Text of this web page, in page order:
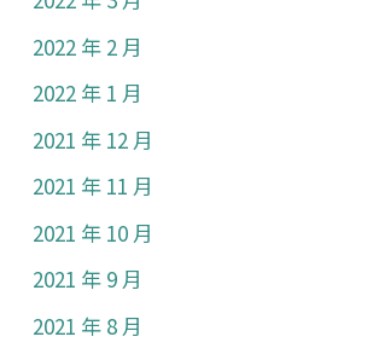
2022 年 2 月
2022 年 1 月
2021 年 12 月
2021 年 11 月
2021 年 10 月
2021 年 9 月
2021 年 8 月